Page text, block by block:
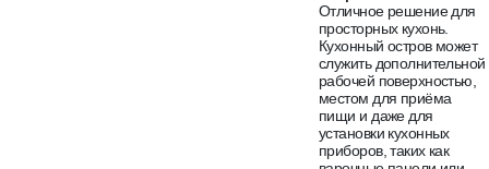
Отличное решение для
просторных кухонь.
Кухонный остров может
служить дополнительной
рабочей поверхностью,
местом для приёма
пищи и даже для
установки кухонных
приборов, таких как